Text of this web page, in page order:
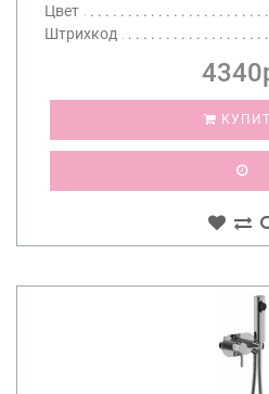
Цвет
Штрихкод